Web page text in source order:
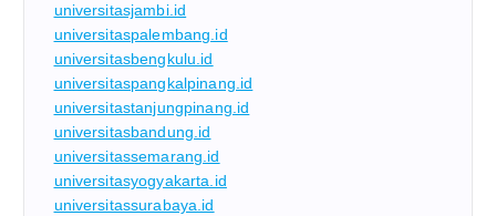
universitasjambi.id
universitaspalembang.id
universitasbengkulu.id
universitaspangkalpinang.id
universitastanjungpinang.id
universitasbandung.id
universitassemarang.id
universitasyogyakarta.id
universitassurabaya.id